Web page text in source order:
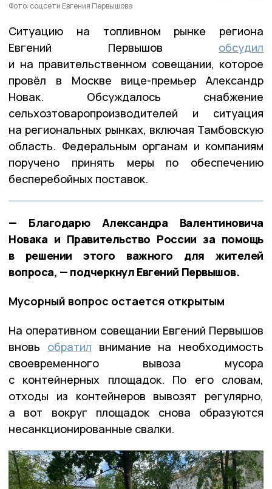
Фото: соцсети Евгения Первышова
Ситуацию на топливном рынке региона
Евгений Первышов обсудил
и на правительственном совещании, которое
провёл в Москве вице-премьер Александр
Новак. Обсуждалось снабжение
сельхозтоваропроизводителей и ситуация
на региональных рынках, включая Тамбовскую
область. Федеральным органам и компаниям
поручено принять меры по обеспечению
бесперебойных поставок.
— Благодарю Александра Валентиновича
Новака и Правительство России за помощь
в решении этого важного для жителей
вопроса, — подчеркнул Евгений Первышов.
Мусорный вопрос остается открытым
На оперативном совещании Евгений Первышов
вновь обратил внимание на необходимость
своевременного вывоза мусора
с контейнерных площадок. По его словам,
отходы из контейнеров вывозят регулярно,
а вот вокруг площадок снова образуются
несанкционированные свалки.